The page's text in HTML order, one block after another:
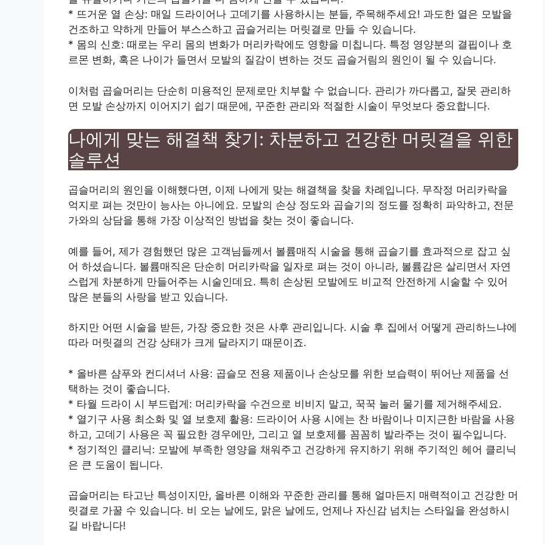
* 뜨거운 열 손상: 매일 드라이어나 고데기를 사용하시는 분들, 주목해주세요! 과도한 열은 모발을
건조하고 약하게 만들어 부스스하고 곱슬거리는 머릿결로 만들 수 있습니다.
* 몸의 신호: 때로는 우리 몸의 변화가 머리카락에도 영향을 미칩니다. 특정 영양분의 결핍이나 호
르몬 변화, 혹은 나이가 들면서 모발의 질감이 변하는 것도 곱슬거림의 원인이 될 수 있습니다.
이처럼 곱슬머리는 단순히 미용적인 문제로만 치부할 수 없습니다. 관리가 까다롭고, 잘못 관리하
면 모발 손상까지 이어지기 쉽기 때문에, 꾸준한 관리와 적절한 시술이 무엇보다 중요합니다.
나에게 맞는 해결책 찾기: 차분하고 건강한 머릿결을 위한
솔루션
곱슬머리의 원인을 이해했다면, 이제 나에게 맞는 해결책을 찾을 차례입니다. 무작정 머리카락을
억지로 펴는 것만이 능사는 아니에요. 모발의 손상 정도와 곱슬기의 정도를 정확히 파악하고, 전문
가와의 상담을 통해 가장 이상적인 방법을 찾는 것이 좋습니다.
예를 들어, 제가 경험했던 많은 고객님들께서 볼륨매직 시술을 통해 곱슬기를 효과적으로 잡고 싶
어 하셨습니다. 볼륨매직은 단순히 머리카락을 일자로 펴는 것이 아니라, 볼륨감은 살리면서 자연
스럽게 차분하게 만들어주는 시술인데요. 특히 손상된 모발에도 비교적 안전하게 시술할 수 있어
많은 분들의 사랑을 받고 있습니다.
하지만 어떤 시술을 받든, 가장 중요한 것은 사후 관리입니다. 시술 후 집에서 어떻게 관리하느냐에
따라 머릿결의 건강 상태가 크게 달라지기 때문이죠.
* 올바른 샴푸와 컨디셔너 사용: 곱슬모 전용 제품이나 손상모를 위한 보습력이 뛰어난 제품을 선
택하는 것이 좋습니다.
* 타월 드라이 시 부드럽게: 머리카락을 수건으로 비비지 말고, 꾹꾹 눌러 물기를 제거해주세요.
* 열기구 사용 최소화 및 열 보호제 활용: 드라이어 사용 시에는 찬 바람이나 미지근한 바람을 사용
하고, 고데기 사용은 꼭 필요한 경우에만, 그리고 열 보호제를 꼼꼼히 발라주는 것이 필수입니다.
* 정기적인 클리닉: 모발에 부족한 영양을 채워주고 건강하게 유지하기 위해 주기적인 헤어 클리닉
은 큰 도움이 됩니다.
곱슬머리는 타고난 특성이지만, 올바른 이해와 꾸준한 관리를 통해 얼마든지 매력적이고 건강한 머
릿결로 가꿀 수 있습니다. 비 오는 날에도, 맑은 날에도, 언제나 자신감 넘치는 스타일을 완성하시
길 바랍니다!